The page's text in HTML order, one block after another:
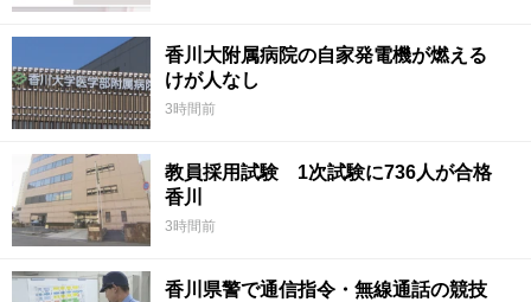
香川大附属病院の自家発電機が燃える
けが人なし
3時間前
教員採用試験 1次試験に736人が合格
香川
3時間前
香川県警で通信指令・無線通話の競技